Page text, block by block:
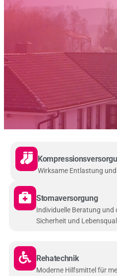
Wirksame Entlastung
Stomaversorgung
Individuelle Beratung
Sicherheit und
Rehatechnik
Moderne Hilfsmittel für